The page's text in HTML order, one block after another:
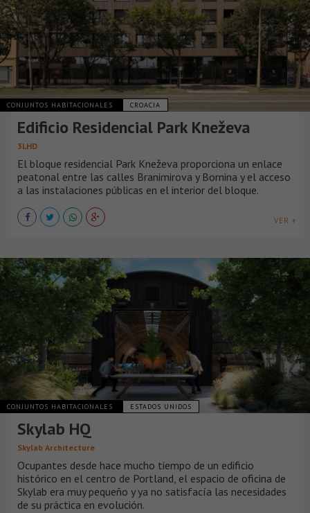
CONJUNTOS HABITACIONALES CROACIA
Edificio Residencial Park Kneževa
3LHD
El bloque residencial Park Kneževa proporciona un enlace
peatonal entre las calles Branimirova y Bornina y el acceso
a las instalaciones públicas en el interior del bloque.
VER +
CONJUNTOS HABITACIONALES ESTADOS UNIDOS
Skylab HQ
Skylab Architecture
Ocupantes desde hace mucho tiempo de un edificio
histórico en el centro de Portland, el espacio de oficina de
Skylab era muy pequeño y ya no satisfacía las necesidades
de su práctica en evolución.